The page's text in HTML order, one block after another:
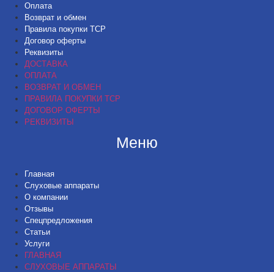
Оплата
Возврат и обмен
Правила покупки ТСР
Договор оферты
Реквизиты
ДОСТАВКА
ОПЛАТА
ВОЗВРАТ И ОБМЕН
ПРАВИЛА ПОКУПКИ ТСР
ДОГОВОР ОФЕРТЫ
РЕКВИЗИТЫ
Меню
Главная
Слуховые аппараты
О компании
Отзывы
Спецпредложения
Статьи
Услуги
ГЛАВНАЯ
СЛУХОВЫЕ АППАРАТЫ